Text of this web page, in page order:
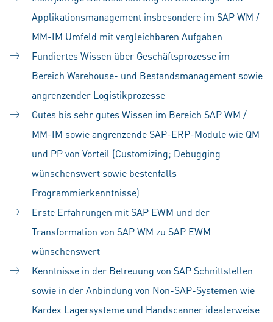
Applikationsmanagement insbesondere im SAP WM /
MM-IM Umfeld mit vergleichbaren Aufgaben
Fundiertes Wissen über Geschäftsprozesse im
Bereich Warehouse- und Bestandsmanagement sowie
angrenzender Logistikprozesse
Gutes bis sehr gutes Wissen im Bereich SAP WM /
MM-IM sowie angrenzende SAP-ERP-Module wie QM
und PP von Vorteil (Customizing; Debugging
wünschenswert sowie bestenfalls
Programmierkenntnisse)
Erste Erfahrungen mit SAP EWM und der
Transformation von SAP WM zu SAP EWM
wünschenswert
Kenntnisse in der Betreuung von SAP Schnittstellen
sowie in der Anbindung von Non-SAP-Systemen wie
Kardex Lagersysteme und Handscanner idealerweise